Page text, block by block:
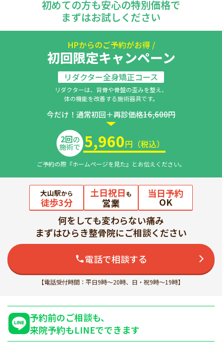
初めての方も安心の特別価格で
まずはお試しください
HPからのご予約がお得 /
初回限定キャンペーン
リダクター全身矯正コース
リダクターは、背骨や骨盤の歪みを整え、
体の機能を改善する施術器具です。
今だけ！通常初回＋再診価格16,600円
2回の
施術で 5,960円（税込）
ご予約の際『ホームページを見た』とお伝えください。
大山駅から
徒歩3分
土日祝日も
営業
当日予約
OK
何をしても変わらない痛み
まずはひらき整骨院にご相談ください
電話で相談する
【電話受付時間：平日9時～20時、日・祝9時～19時】
予約前のご相談も、
来院予約もLINEでできます